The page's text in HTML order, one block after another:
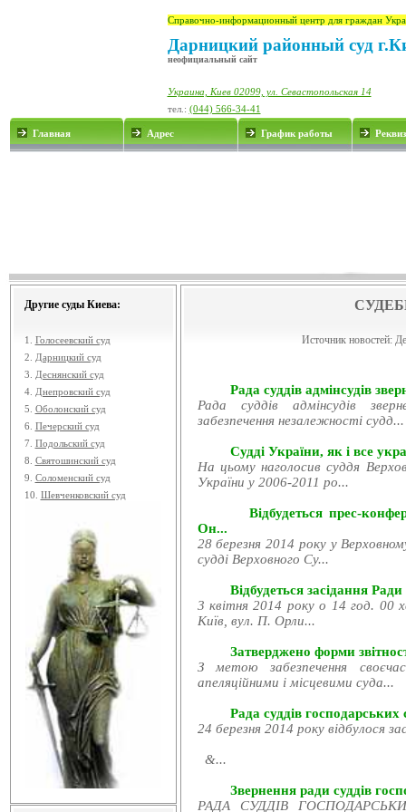
Справочно-информационный центр для граждан
Дарницкий районный суд
неофициальный сайт
Украина, Киев 02099, ул. Севастопольская 14
тел.: (044) 566-34-41
Главная Адрес График работы
Другие суды Киева:
1. Голосеевский суд
2.
Дарницкий суд
3.
Деснянский суд
4. Днепровский суд
5. Оболонский суд
6. Печерский суд
7. Подольский суд
8. Святошинский суд
9. Соломенский суд
10. Шевченковский суд
Источник новостей:
Рада суддів адмінсудів
Рада суддів адмінсудів
забезпечення незалежності судд...
Судді України, як і все
На цьому наголосив суддя
України у 2006-2011 ро...
Відбудеться прес-
Он...
28 березня 2014 року у
судді Верховного Су...
Відбудеться засідання
3 квітня 2014 року о 14 год. 00
Київ, вул. П. Орли...
Затверджено форми
З метою забезпечення
апеляційними і місцевими суда...
Рада суддів господарських
24 березня 2014 року відбулося
&...
Звернення ради суддів
РАДА СУДДІВ